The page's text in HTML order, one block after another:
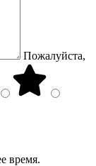
Пожалуйста,
время.